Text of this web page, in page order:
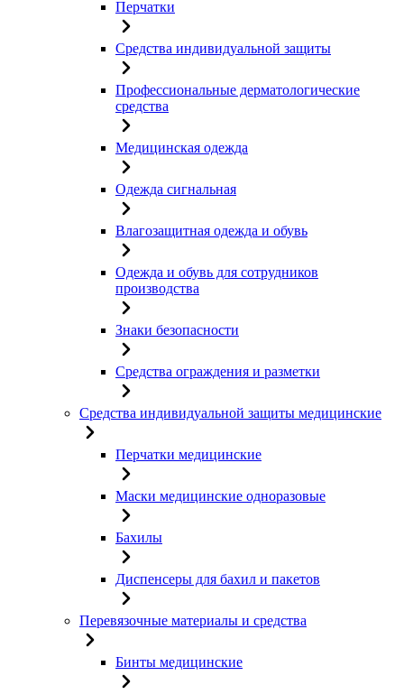
Перчатки
Средства индивидуальной защиты
Профессиональные дерматологические
средства
Медицинская одежда
Одежда сигнальная
Влагозащитная одежда и обувь
Одежда и обувь для сотрудников
производства
Знаки безопасности
Средства ограждения и разметки
Средства индивидуальной защиты медицинские
Перчатки медицинские
Маски медицинские одноразовые
Бахилы
Диспенсеры для бахил и пакетов
Перевязочные материалы и средства
Бинты медицинские